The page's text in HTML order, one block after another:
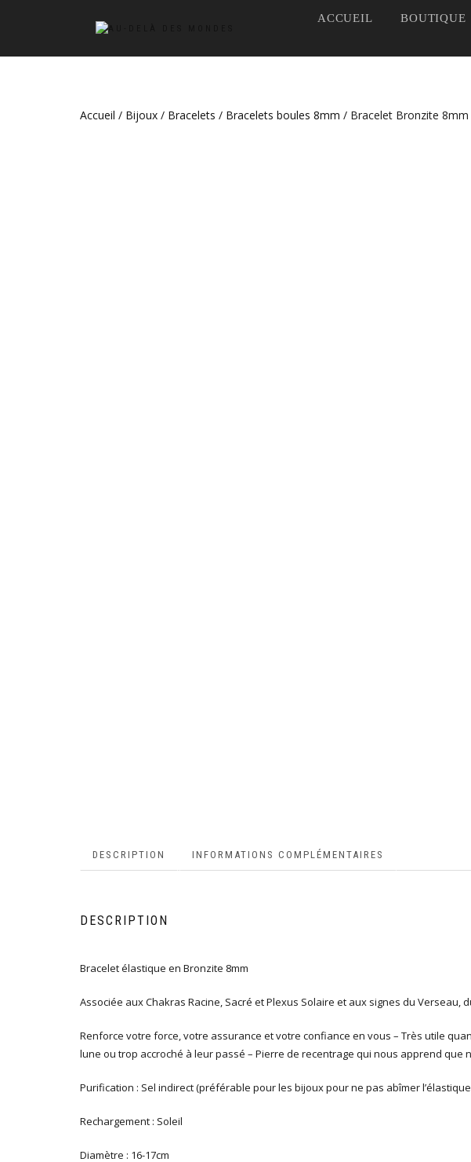
ACCUEIL BOUTIQUE
Accueil / Bijoux / Bracelets / Bracelets boules 8mm / Bracelet Bronzite 8mm
DESCRIPTION INFORMATIONS COMPLÉMENTAIRES
DESCRIPTION
Bracelet élastique en Bronzite 8mm
Associée aux Chakras Racine, Sacré et Plexus Solaire et aux signes du Verseau,
Renforce votre force, votre assurance et votre confiance en vous – Très utile
lune ou trop accroché à leur passé – Pierre de recentrage qui nous apprend
Purification : Sel indirect (préférable pour les bijoux pour ne pas abîmer
Rechargement : Soleil
Diamètre : 16-17cm